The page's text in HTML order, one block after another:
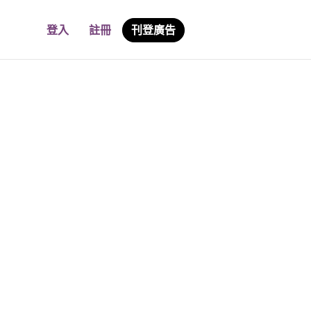
登入 註冊 刊登廣告